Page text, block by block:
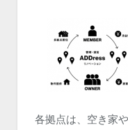
各拠点は、空き家